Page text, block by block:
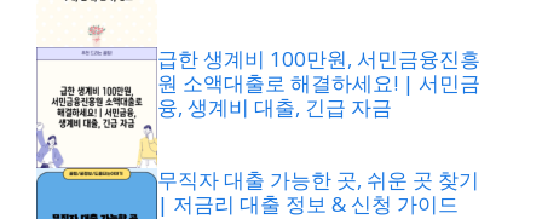
급한 생계비 100만원, 서민금융진흥
원 소액대출로 해결하세요! | 서민금
융, 생계비 대출, 긴급 자금
무직자 대출 가능한 곳, 쉬운 곳 찾기
| 저금리 대출 정보 & 신청 가이드